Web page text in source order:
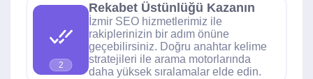
2
Rekabet Üstünlüğü Kazanın
İzmir SEO hizmetlerimiz ile
rakiplerinizin bir adım önüne
geçebilirsiniz. Doğru anahtar kelime
stratejileri ile arama motorlarında
daha yüksek sıralamalar elde edin.